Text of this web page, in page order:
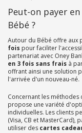
Peut-on payer
Bébé ?
Autour du Bébé offre aux
fois pour faciliter
partenariat avec Oney
en 3 fois sans frais à
offrant ainsi une solution
l'arrivée d'un nouveau-né.
Concernant les
propose une variété
individuelles. Les clients
(Visa, CB et MasterCard),
utiliser des cartes